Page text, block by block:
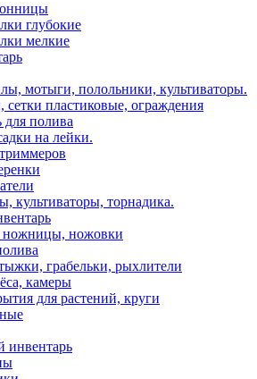
глубокие
мелкие
мотыги, полольники, культиваторы.
сетки пластиковые, ограждения
для полива
на лейки.
культиваторы, торнадика.
ножницы, ножовки
грабельки, рыхлители
камеры
для растений, круги
инвентарь